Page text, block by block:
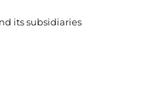
its subsidiaries